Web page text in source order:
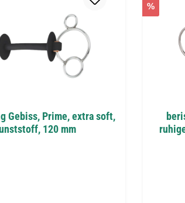
Gebiss, Prime, extra soft,
120 mm
%